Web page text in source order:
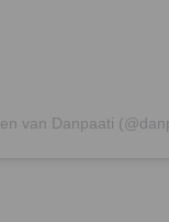
van Danpaati